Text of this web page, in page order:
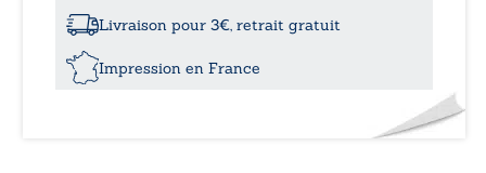
Livraison pour 3€, retrait gratuit
Impression en France